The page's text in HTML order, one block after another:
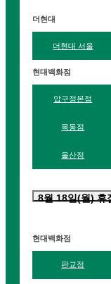
더현대
더현대 서울
현대백화점
압구정본점
목동점
울산점
8월 18일(월) 휴
현대백화점
판교점